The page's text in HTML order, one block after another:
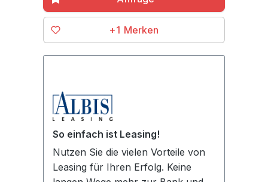
+1
So einfach ist Leasing!
Nutzen Sie die vielen Vorteile von
Leasing für Ihren Erfolg. Keine